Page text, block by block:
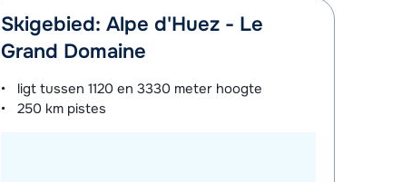
Skigebied: Alpe d'Huez - Le
Grand Domaine
ligt tussen1120 en 3330 meter hoogte
250 km pistes